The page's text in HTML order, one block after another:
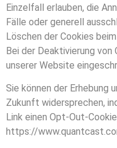
Einzelfall erlauben, die
Fälle oder generell
Löschen der Cookies
Bei der Deaktivierung
unserer Website
Sie können der Erhebung
Zukunft widersprechen,
Link einen Opt-Out-
https://